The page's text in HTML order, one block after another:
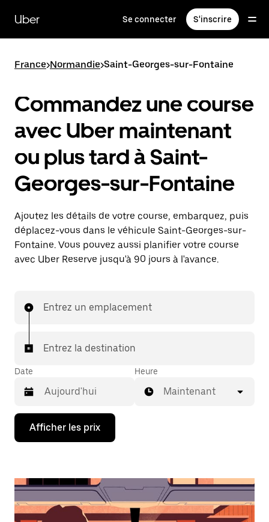
contenu
principal
Uber Se connecter S'inscrire
France>Normandie>Saint-Georges-sur-Fontaine
Commandez une course
avec Uber maintenant
ou plus tard à Saint-
Georges-sur-Fontaine
Ajoutez les détails de votre course, embarquez, puis
déplacez-vous dans le véhicule Saint-Georges-sur-
Fontaine. Vous pouvez aussi planifier votre course
avec Uber Reserve jusqu'à 90 jours à l'avance.
Entrez un emplacement
Entrez la destination
Date
Appuyez
la
bas
interagir
avec
Heure
Maintenant
Afficher les prix